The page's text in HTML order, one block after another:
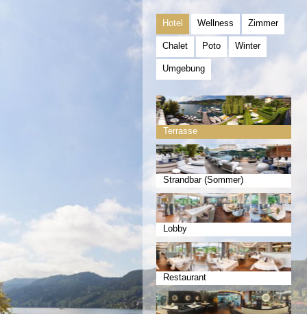
Hotel Wellness Zimmer
Chalet Poto Winter
Umgebung
Terrasse
Strandbar (Sommer)
Lobby
Restaurant